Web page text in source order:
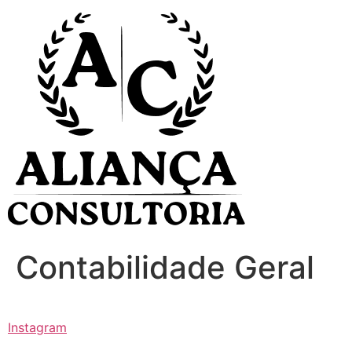
conteúdo
Contabilidade Geral
Instagram